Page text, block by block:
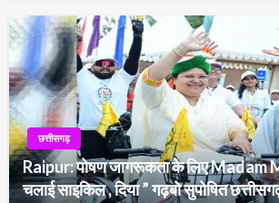
छत्तीसगढ़
Raipur: पोषण जागरूकता के लिए Madam
चलाई साइकिल , दिया ” गढ़बो सुपोषित